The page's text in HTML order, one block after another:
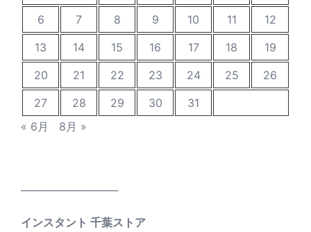
6
7 8 9 10 11
12
13
14 15 16 17 18
19
20
21 22 23 24 25
26
27
28 29 30
31
« 6月
8月 »
インスタント 千葉ストア